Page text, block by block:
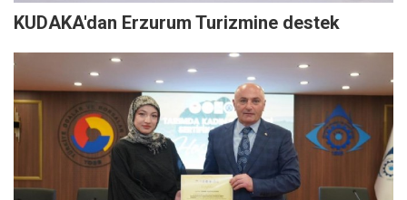
KUDAKA'dan Erzurum Turizmine destek